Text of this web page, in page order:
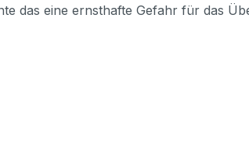
das eine ernsthafte Gefahr für das